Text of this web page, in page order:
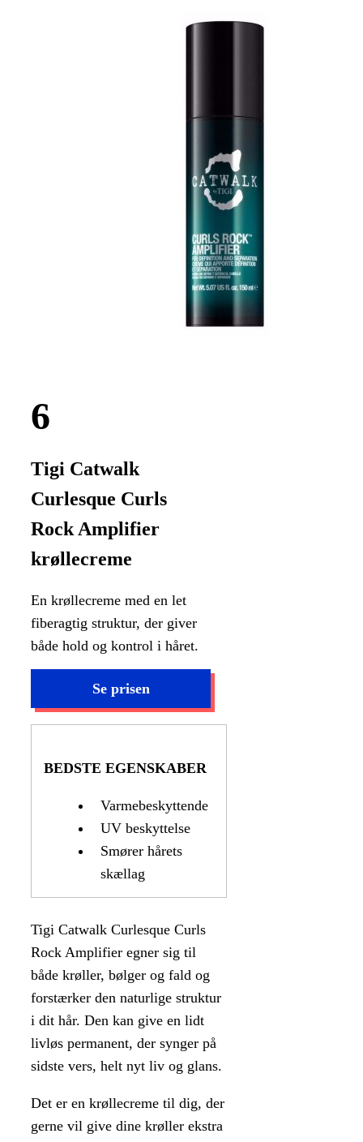
Tigi Catwalk
Curlesque Curls
Rock Amplifier
krøllecreme
En krøllecreme med en let
fiberagtig struktur, der giver
både hold og kontrol i håret.
BEDSTE EGENSKABER
Varmebeskyttende
UV beskyttelse
Smører hårets
skællag
Tigi Catwalk Curlesque Curls
Rock Amplifier egner sig til
både krøller, bølger og fald og
forstærker den naturlige struktur
i dit hår. Den kan give en lidt
livløs permanent, der synger på
sidste vers, helt nyt liv og glans.
Det er en krøllecreme til dig, der
gerne vil give dine krøller ekstra